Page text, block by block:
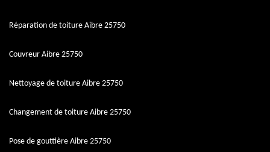
Réparation de toiture Aibre 25750
Couvreur Aibre 25750
Nettoyage de toiture Aibre 25750
Changement de toiture Aibre 25750
Pose de gouttière Aibre 25750